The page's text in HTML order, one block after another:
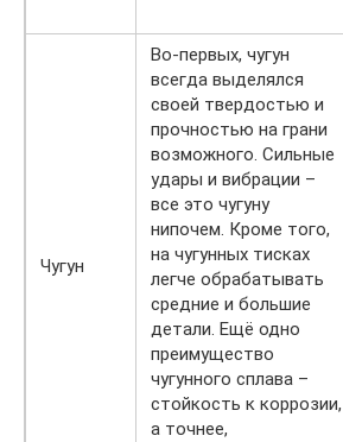
Чугун
Во-первых, чугун
всегда выделялся
своей твердостью и
прочностью на грани
возможного. Сильные
удары и вибрации –
все это чугуну
нипочем. Кроме того,
на чугунных тисках
легче обрабатывать
средние и большие
детали. Ещё одно
преимущество
чугунного сплава –
стойкость к коррозии,
а точнее,